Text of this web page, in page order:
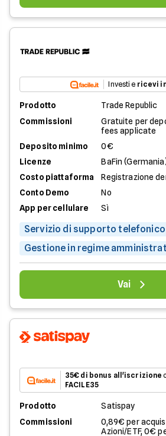
Investi e ricevi
Prodotto
Trade Republic
Commissioni
Gratuite per
fees applicate
Deposito minimo
0€
Licenze
BaFin
Costo piattaforma
Registrazione
Conto Demo
No
App per cellulare
Sì
Servizio di supporto telefonico
Gestione in regime
Vai
35€ di bonus all'iscrizione
FACILE35
Prodotto
Satispay
Commissioni
0,89€ per
Azioni/ETF, 0€